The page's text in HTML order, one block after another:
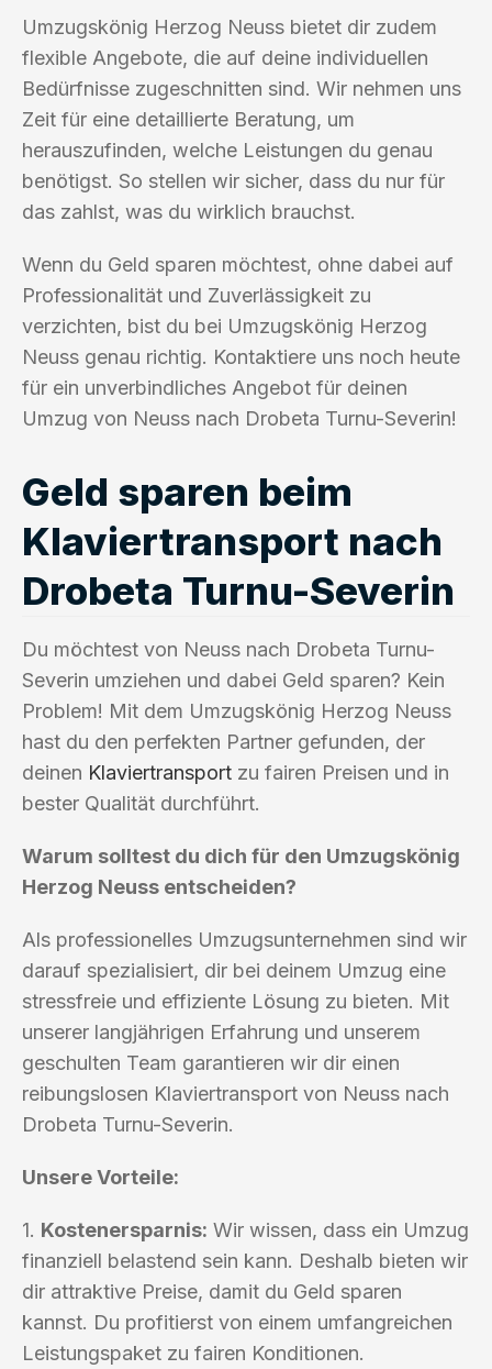
Umzugskönig Herzog Neuss bietet dir zudem
flexible Angebote, die auf deine individuellen
Bedürfnisse zugeschnitten sind. Wir nehmen uns
Zeit für eine detaillierte Beratung, um
herauszufinden, welche Leistungen du genau
benötigst. So stellen wir sicher, dass du nur für
das zahlst, was du wirklich brauchst.
Wenn du Geld sparen möchtest, ohne dabei auf
Professionalität und Zuverlässigkeit zu
verzichten, bist du bei Umzugskönig Herzog
Neuss genau richtig. Kontaktiere uns noch heute
für ein unverbindliches Angebot für deinen
Umzug von Neuss nach Drobeta Turnu-Severin!
Geld sparen beim
Klaviertransport nach
Drobeta Turnu-Severin
Du möchtest von Neuss nach Drobeta Turnu-
Severin umziehen und dabei Geld sparen? Kein
Problem! Mit dem Umzugskönig Herzog Neuss
hast du den perfekten Partner gefunden, der
deinen Klaviertransport zu fairen Preisen und in
bester Qualität durchführt.
Warum solltest du dich für den Umzugskönig
Herzog Neuss entscheiden?
Als professionelles Umzugsunternehmen sind wir
darauf spezialisiert, dir bei deinem Umzug eine
stressfreie und effiziente Lösung zu bieten. Mit
unserer langjährigen Erfahrung und unserem
geschulten Team garantieren wir dir einen
reibungslosen Klaviertransport von Neuss nach
Drobeta Turnu-Severin.
Unsere Vorteile:
1. Kostenersparnis: Wir wissen, dass ein Umzug
finanziell belastend sein kann. Deshalb bieten wir
dir attraktive Preise, damit du Geld sparen
kannst. Du profitierst von einem umfangreichen
Leistungspaket zu fairen Konditionen.